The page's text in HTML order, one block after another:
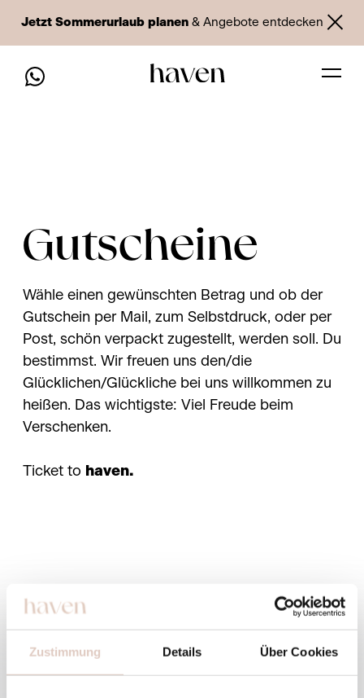
Zustimmung Details Über Cookies
Jetzt Sommerurlaub planen & Angebote entdecken
Gutscheine
Wähle einen gewünschten Betrag und ob der
Gutschein per Mail, zum Selbstdruck, oder per
Post, schön verpackt zugestellt, werden soll. Du
bestimmst. Wir freuen uns den/die
Glücklichen/Glückliche bei uns willkommen zu
heißen. Das wichtigste: Viel Freude beim
Verschenken.
Ticket to haven.
Haven